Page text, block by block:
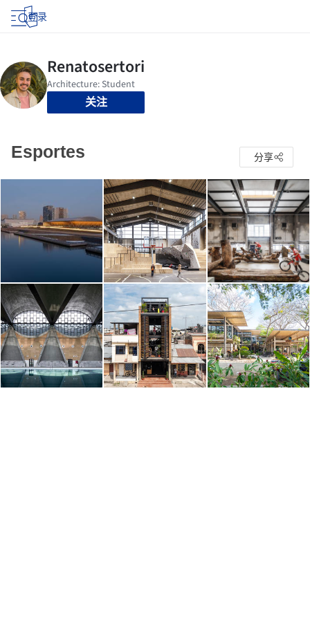
登录
关注
Esportes 分享